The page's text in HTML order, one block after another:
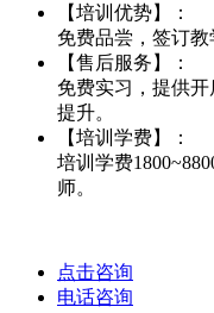
【培训优势】：
免费品尝，签订教
【售后服务】：
免费实习，提供
提升。
【培训学费】：
培训学费
师。
点击咨询
电话咨询